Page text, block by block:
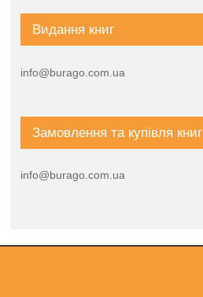
Видання книг
info@burago.com.ua
Замовлення та купівля книг
info@burago.com.ua